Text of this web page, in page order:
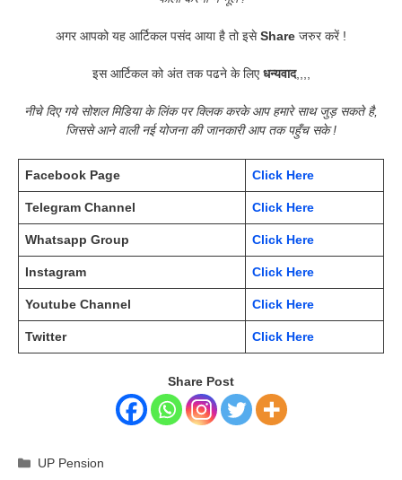
अगर आपको यह आर्टिकल पसंद आया है तो इसेShare जरुर करें !
इस आर्टिकल को अंत तक पढने के लिएधन्यवाद,,,,
नीचे दिए गये सोशल मिडिया के लिंक पर क्लिक करके आप हमारे साथ जुड़ सकते है,
जिससे आने वाली नई योजना की जानकारी आप तक पहुँच सके !
Facebook Page Click Here
Telegram Channel Click Here
Whatsapp Group Click Here
Instagram Click Here
Youtube Channel Click Here
Twitter Click Here
Share Post
Categories
UP Pension